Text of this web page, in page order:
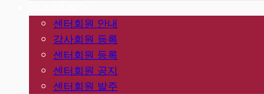
센터회원 안내
강사회원 등록
센터회원 등록
센터회원 공지
센터회원 발주